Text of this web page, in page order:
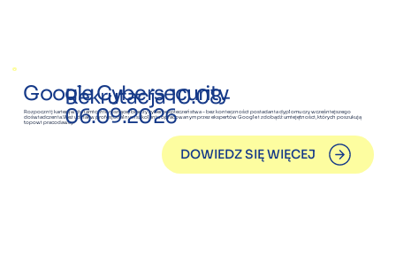
Google Cybersecurity
Rozpocznij karierę w dynamicznie rosnącej branży cyberbezpieczeństwa – bez konieczności posiadania dyplomu czy wcześniejszego
doświadczenia.Weź udział w profesjonalnym szkoleniu opracowanym przez ekspertów Google i zdobądź umiejętności, których poszukują
topowi pracodawcy.
DOWIEDZ SIĘ WIĘCEJ
Rekrutacja 10.08-
06.09.2026